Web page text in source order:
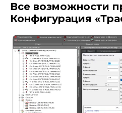
Все возможности
Конфигурация